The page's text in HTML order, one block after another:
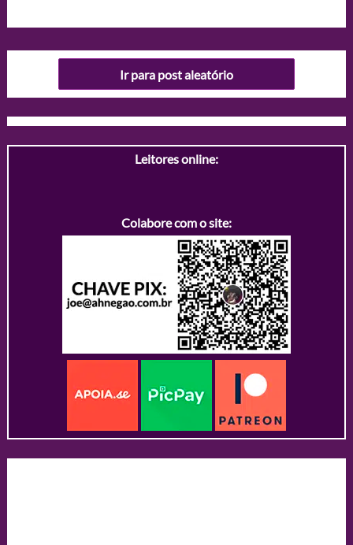
Ir para post aleatório
Leitores online:
Colabore com o site: